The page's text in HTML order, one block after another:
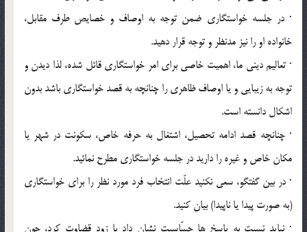
· در جلسه خواستگاري ضمن توجه به اوصاف و خصايص طرف مقابل،
خانواده او را نيز مدنظر و توجه قرار دهيد.
· تعاليم ديني ما، اهميت خاصي براي امر خواستگاري قائل شده، لذا ديدن و
توجه به زيبايي و يا اوصاف ظاهري را چنانچه به قصد خواستگاري باشد بدون
اشکال دانسته است.
· چنانچه قصد ادامه تحصيل، اشتغال به حرفه خاص، سکونت در شهر يا
مکان خاص و غيره را داريد در جلسه خواستگاري مطرح نمائيد.
· در بين گفتگو، سعي نکنيد علّت انتخاب فرد مورد نظر را براي خواستگاري
(به صورت پيدا يا ناپيدا) بيان کنيد.
· نبايد نسبت به پاسخ ها حسّاسيت نشان داد يا زود قضاوت کرد، چون